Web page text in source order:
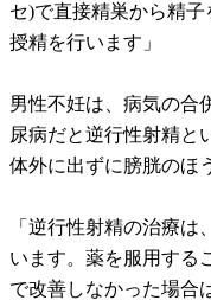
セ)で直接精巣から精
授精を行います」
男性不妊は、病気の合
尿病だと逆行性射精と
体外に出ずに膀胱のほ
「逆行性射精の治療
います。薬を服用する
で改善しなかった場合